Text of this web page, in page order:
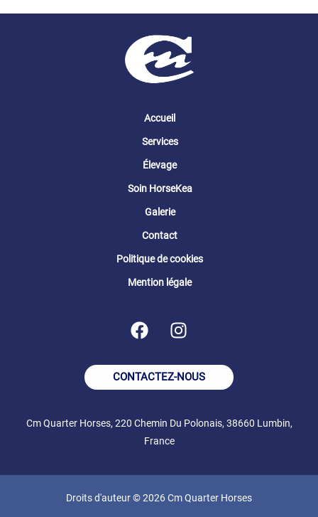
Accueil
Services
Élevage
Soin HorseKea
Galerie
Contact
Politique de cookies
Mention légale
CONTACTEZ-NOUS
Cm Quarter Horses, 220 Chemin Du Polonais, 38660 Lumbin,
France
Droits d'auteur © 2026 Cm Quarter Horses